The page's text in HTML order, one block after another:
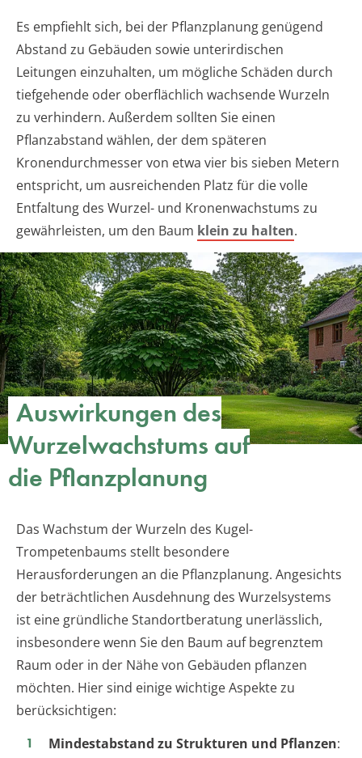
Es empfiehlt sich, bei der Pflanzplanung genügend
Abstand zu Gebäuden sowie unterirdischen
Leitungen einzuhalten, um mögliche Schäden durch
tiefgehende oder oberflächlich wachsende Wurzeln
zu verhindern. Außerdem sollten Sie einen
Pflanzabstand wählen, der dem späteren
Kronendurchmesser von etwa vier bis sieben Metern
entspricht, um ausreichenden Platz für die volle
Entfaltung des Wurzel- und Kronenwachstums zu
gewährleisten, um den Baum klein zu halten.
Auswirkungen des
Wurzelwachstums auf
die Pflanzplanung
Das Wachstum der Wurzeln des Kugel-
Trompetenbaums stellt besondere
Herausforderungen an die Pflanzplanung. Angesichts
der beträchtlichen Ausdehnung des Wurzelsystems
ist eine gründliche Standortberatung unerlässlich,
insbesondere wenn Sie den Baum auf begrenztem
Raum oder in der Nähe von Gebäuden pflanzen
möchten. Hier sind einige wichtige Aspekte zu
berücksichtigen:
Mindestabstand zu Strukturen und Pflanzen: